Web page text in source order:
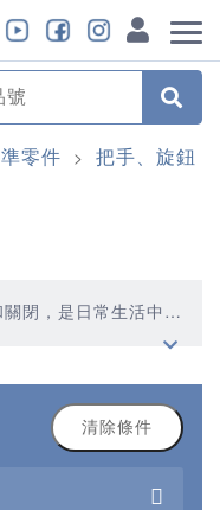
零件 > 把手、旋鈕
閉，是日常生活中常
清除條件